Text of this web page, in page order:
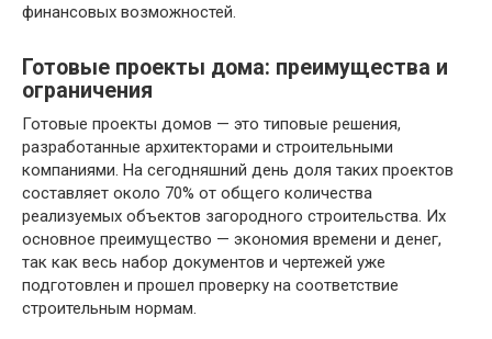
финансовых возможностей.
Готовые проекты дома: преимущества и
ограничения
Готовые проекты домов — это типовые решения,
разработанные архитекторами и строительными
компаниями. На сегодняшний день доля таких проектов
составляет около 70% от общего количества
реализуемых объектов загородного строительства. Их
основное преимущество — экономия времени и денег,
так как весь набор документов и чертежей уже
подготовлен и прошел проверку на соответствие
строительным нормам.